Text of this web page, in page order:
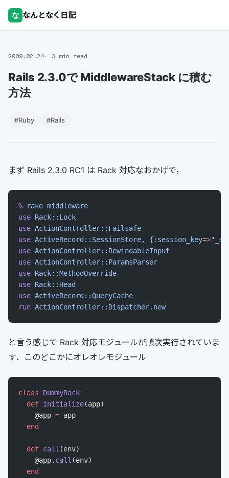
な なんとなく日記
2009.02.24 3 min read
Rails 2.3.0で MiddlewareStack に積む
方法
#Ruby #Rails
まず Rails 2.3.0 RC1 は Rack 対応なおかげで，
% rake middleware
use Rack::Lock
use ActionController::Failsafe
use ActiveRecord::SessionStore, {:session_key=>
use ActionController::RewindableInput
use ActionController::ParamsParser
use Rack::MethodOverride
use Rack::Head
use ActiveRecord::QueryCache
run ActionController::Dispatcher.new
と言う感じで Rack 対応モジュールが順次実行されていま
す．このどこかにオレオレモジュール
class DummyRack
  def
initialize(app)
    @app
= app
  end
  def
call (env)
    @app.
call (env)
  end